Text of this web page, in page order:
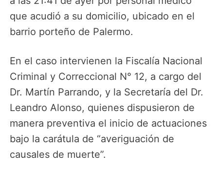
que acudió a su domicilio, ubicado en el
barrio porteño de Palermo.
En el caso intervienen la Fiscalía Nacional
Criminal y Correccional N° 12, a cargo del
Dr. Martín Parrando, y la Secretaría del Dr.
Leandro Alonso, quienes dispusieron de
manera preventiva el inicio de actuaciones
bajo la carátula de “averiguación de
causales de muerte”.